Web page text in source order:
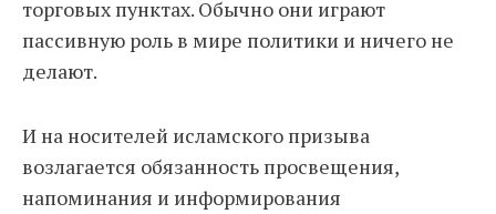
торговых пунктах. Обычно они играют
пассивную роль в мире политики и ничего не
делают.
И на носителей исламского призыва
возлагается обязанность просвещения,
напоминания и информирования